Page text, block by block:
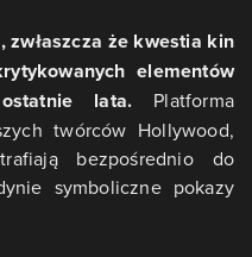
zwłaszcza że kwestia kin
elementów
lata. Platforma
twórców Hollywood,
bezpośrednio do
symboliczne pokazy